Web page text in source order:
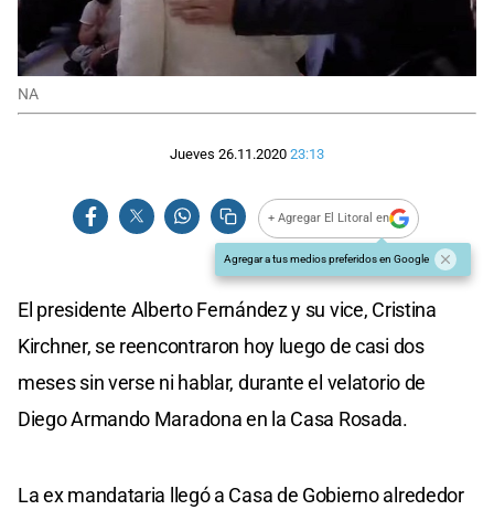
NA
Jueves 26.11.2020 23:13
+ Agregar El Litoral en
Agregar a tus medios preferidos en Google
El presidente Alberto Fernández y su vice, Cristina
Kirchner, se reencontraron hoy luego de casi dos
meses sin verse ni hablar, durante el velatorio de
Diego Armando Maradona en la Casa Rosada.
La ex mandataria llegó a Casa de Gobierno alrededor